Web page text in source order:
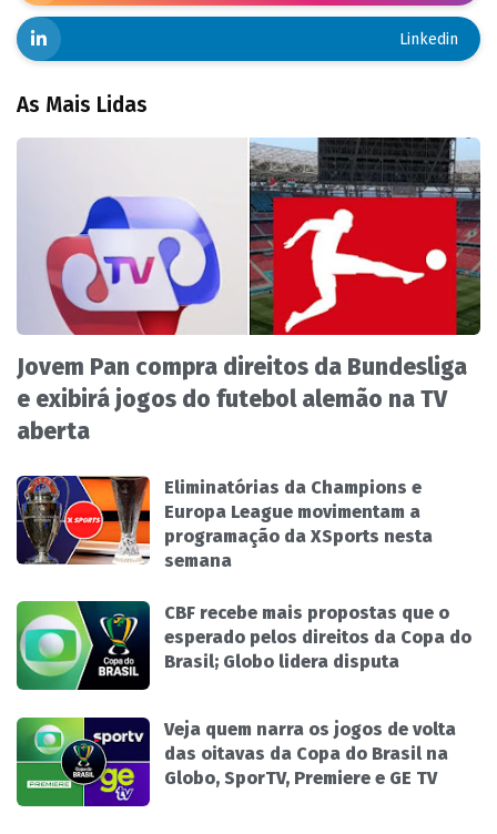
Linkedin
As Mais Lidas
Jovem Pan compra direitos da Bundesliga
e exibirá jogos do futebol alemão na TV
aberta
Eliminatórias da Champions e
Europa League movimentam a
programação da XSports nesta
semana
CBF recebe mais propostas que o
esperado pelos direitos da Copa do
Brasil; Globo lidera disputa
Veja quem narra os jogos de volta
das oitavas da Copa do Brasil na
Globo, SporTV, Premiere e GE TV